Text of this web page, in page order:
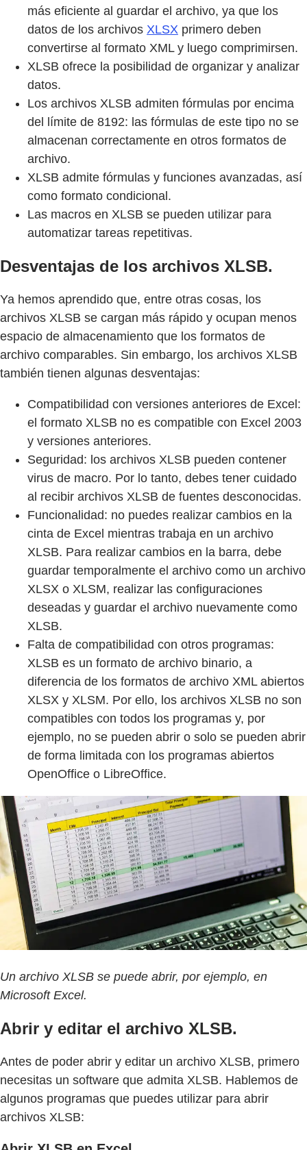
más eficiente al guardar el archivo, ya que los
datos de los archivos XLSX primero deben
convertirse al formato XML y luego comprimirsen.
XLSB ofrece la posibilidad de organizar y analizar
datos.
Los archivos XLSB admiten fórmulas por encima
del límite de 8192: las fórmulas de este tipo no se
almacenan correctamente en otros formatos de
archivo.
XLSB admite fórmulas y funciones avanzadas, así
como formato condicional.
Las macros en XLSB se pueden utilizar para
automatizar tareas repetitivas.
Desventajas de los archivos XLSB.
Ya hemos aprendido que, entre otras cosas, los
archivos XLSB se cargan más rápido y ocupan menos
espacio de almacenamiento que los formatos de
archivo comparables. Sin embargo, los archivos XLSB
también tienen algunas desventajas:
Compatibilidad con versiones anteriores de Excel:
el formato XLSB no es compatible con Excel 2003
y versiones anteriores.
Seguridad: los archivos XLSB pueden contener
virus de macro. Por lo tanto, debes tener cuidado
al recibir archivos XLSB de fuentes desconocidas.
Funcionalidad: no puedes realizar cambios en la
cinta de Excel mientras trabaja en un archivo
XLSB. Para realizar cambios en la barra, debe
guardar temporalmente el archivo como un archivo
XLSX o XLSM, realizar las configuraciones
deseadas y guardar el archivo nuevamente como
XLSB.
Falta de compatibilidad con otros programas:
XLSB es un formato de archivo binario, a
diferencia de los formatos de archivo XML abiertos
XLSX y XLSM. Por ello, los archivos XLSB no son
compatibles con todos los programas y, por
ejemplo, no se pueden abrir o solo se pueden abrir
de forma limitada con los programas abiertos
OpenOffice o LibreOffice.
Un archivo XLSB se puede abrir, por ejemplo, en
Microsoft Excel.
Abrir y editar el archivo XLSB.
Antes de poder abrir y editar un archivo XLSB, primero
necesitas un software que admita XLSB. Hablemos de
algunos programas que puedes utilizar para abrir
archivos XLSB: